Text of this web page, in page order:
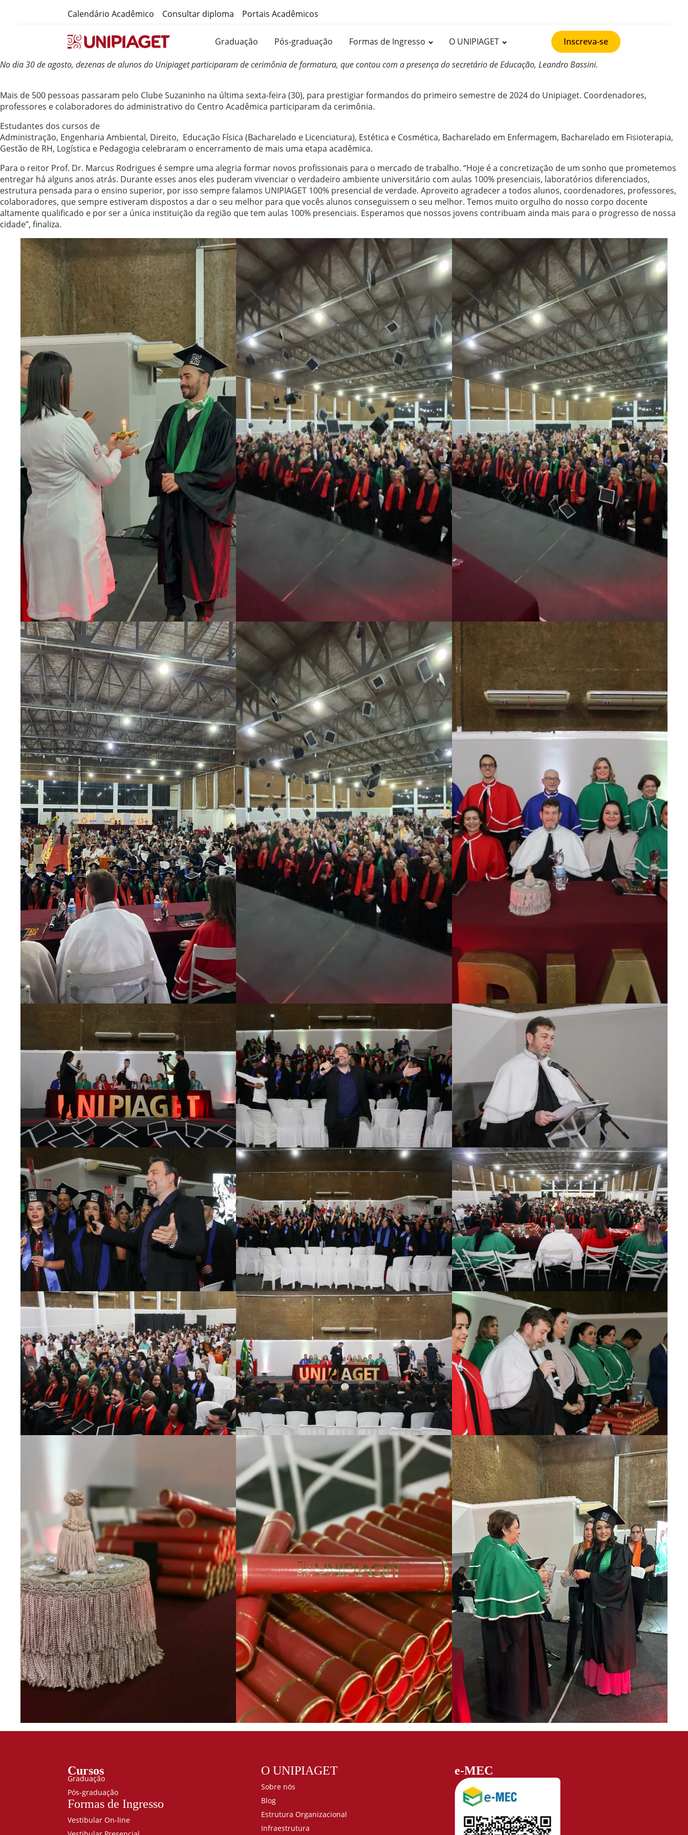
Calendário Acadêmico Consultar diploma Portais Acadêmicos
Graduação Pós-graduação Formas de Ingresso O UNIPIAGET Inscreva-se
No dia 30 de agosto, dezenas de alunos do Unipiaget participaram de cerimônia de formatura, que contou com a presença do secretário de Educação, Leandro Bassini.
Mais de 500 pessoas passaram pelo Clube Suzaninho na última sexta-feira (30), para prestigiar formandos do primeiro semestre de 2024 do Unipiaget. Coordenadores,
professores e colaboradores do administrativo do Centro Acadêmica participaram da cerimônia.
Estudantes dos cursos de
Administração, Engenharia Ambiental, Direito, Educação Física (Bacharelado e Licenciatura), Estética e Cosmética, Bacharelado em Enfermagem, Bacharelado em Fisioterapia,
Gestão de RH, Logística e Pedagogia celebraram o encerramento de mais uma etapa acadêmica.
Para o reitor Prof. Dr. Marcus Rodrigues é sempre uma alegria formar novos profissionais para o mercado de trabalho. “Hoje é a concretização de um sonho que prometemos
entregar há alguns anos atrás. Durante esses anos eles puderam vivenciar o verdadeiro ambiente universitário com aulas 100% presenciais, laboratórios diferenciados,
estrutura pensada para o ensino superior, por isso sempre falamos UNIPIAGET 100% presencial de verdade. Aproveito agradecer a todos alunos, coordenadores, professores,
colaboradores, que sempre estiveram dispostos a dar o seu melhor para que vocês alunos conseguissem o seu melhor. Temos muito orgulho do nosso corpo docente
altamente qualificado e por ser a única instituição da região que tem aulas 100% presenciais. Esperamos que nossos jovens contribuam ainda mais para o progresso de nossa
cidade”, finaliza.
Cursos
Graduação
Pós-graduação
Formas de Ingresso
Vestibular On-line
O UNIPIAGET
Sobre nós
Blog
Estrutura Organizacional
Infraestrutura
e-MEC